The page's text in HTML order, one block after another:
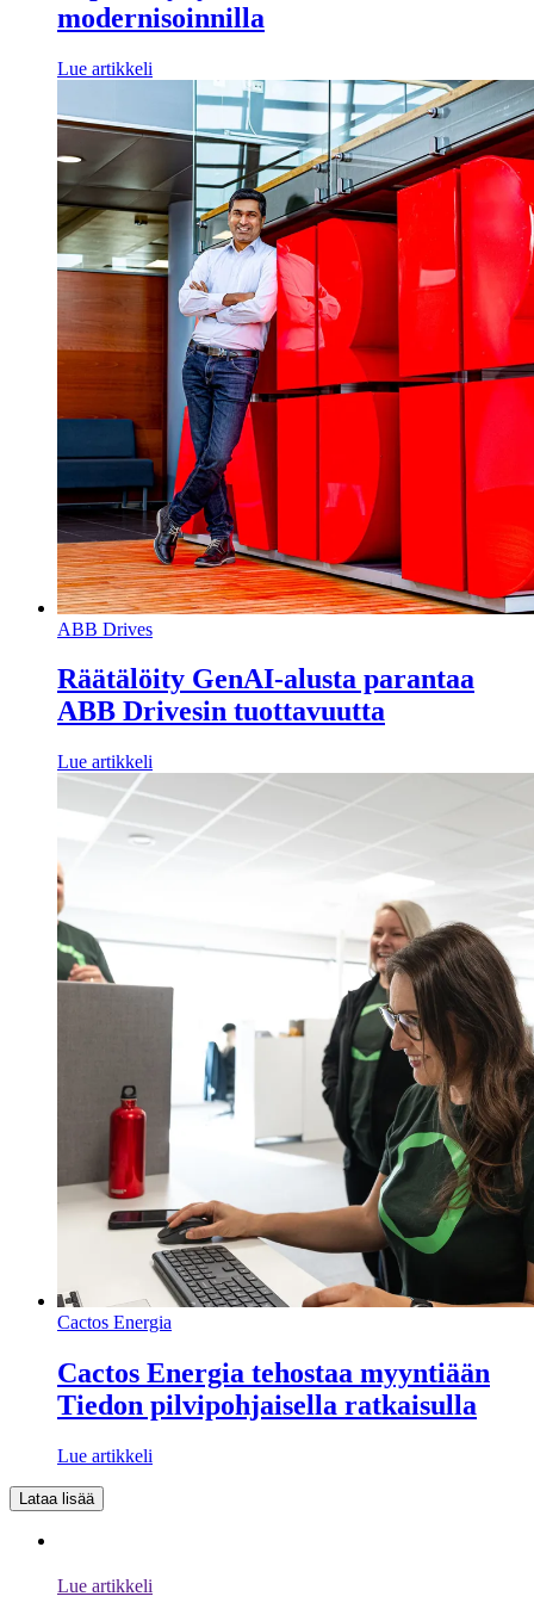
modernisoinnilla
Lue artikkeli
ABB Drives
Räätälöity GenAI-alusta parantaa
ABB Drivesin tuottavuutta
Lue artikkeli
Cactos Energia
Cactos Energia tehostaa myyntiään
Tiedon pilvipohjaisella ratkaisulla
Lue artikkeli
Lataa lisää
Lue artikkeli